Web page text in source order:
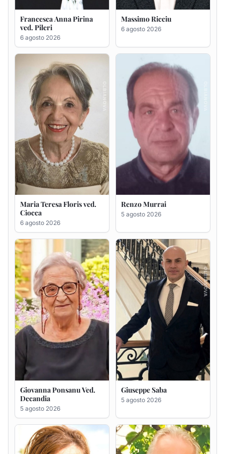
Maria Teresa Floris ved.
6 agosto 2026
Renzo Murrai
5 agosto 2026
Giovanna Ponsanu Ved.
Decandia
5 agosto 2026
Giuseppe Saba
5 agosto 2026
Maria Antonietta Orrù
ved. Peddio
5 agosto 2026
Giuseppe Deiana
5 agosto 2026